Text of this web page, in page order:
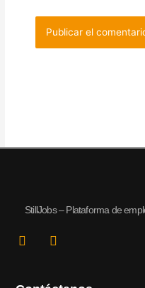
StillJobs – Plataforma de
L
I